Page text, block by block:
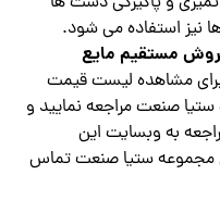
نیز استفاده می شود.
مستقیم مایع
برای مشاهده لیست قیمت
صنعت مراجعه نمایید و
به وبسایت این
مجموعه ستیا صنعت تماس